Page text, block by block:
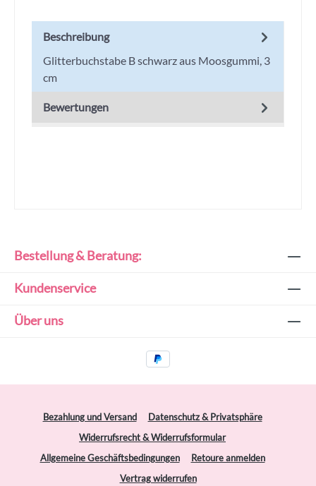
Beschreibung
Glitterbuchstabe B schwarz aus Moosgummi, 3
cm
Bewertungen
Bestellung & Beratung:
Kundenservice
Über uns
Bezahlung und Versand
Datenschutz & Privatsphäre
Widerrufsrecht & Widerrufsformular
Allgemeine Geschäftsbedingungen
Retoure anmelden
Vertrag widerrufen